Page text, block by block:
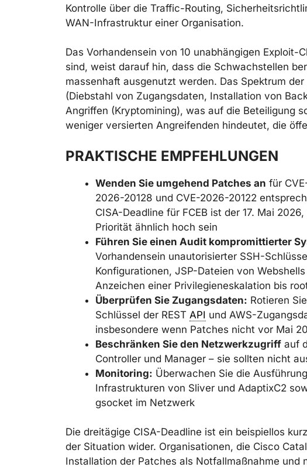
Kontrolle über die Traffic-Routing,
WAN-Infrastruktur einer Organisation.
Das Vorhandensein von 10 unabhängigen
sind, weist darauf hin, dass die Schwachstellen
massenhaft ausgenutzt werden. Das Spektrum
(Diebstahl von Zugangsdaten, Installation von
Angriffen (Kryptomining), was auf die Beteiligung
weniger versierten Angreifenden hindeutet, die
PRAKTISCHE EMPFEHLUNGEN
Wenden Sie umgehend Patches an für
2026-20128 und CVE-2026-20122
CISA-Deadline für FCEB ist der 17. Mai
Priorität ähnlich hoch sein
Führen Sie einen Audit kompromittierter
Vorhandensein unautorisierter SSH-
Konfigurationen, JSP-Dateien von
Anzeichen einer Privilegieneskalation bis
Überprüfen Sie Zugangsdaten: Rotieren
Schlüssel der REST API und AWS-
insbesondere wenn Patches nicht vor Mai
Beschränken Sie den Netzwerkzugriff auf
Controller und Manager – sie sollten nicht
Monitoring: Überwachen Sie die
Infrastrukturen von Sliver und AdaptixC2
gsocket im Netzwerk
Die dreitägige CISA-Deadline ist ein beispiellos
der Situation wider. Organisationen, die Cisco
Installation der Patches als Notfallmaßnahme und